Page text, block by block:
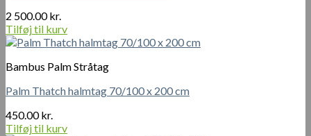
2 500.00kr.
Tilføj til kurv
Bambus Palm Stråtag
Palm Thatch halmtag 70/100 x 200 cm
450.00kr.
Tilføj til kurv